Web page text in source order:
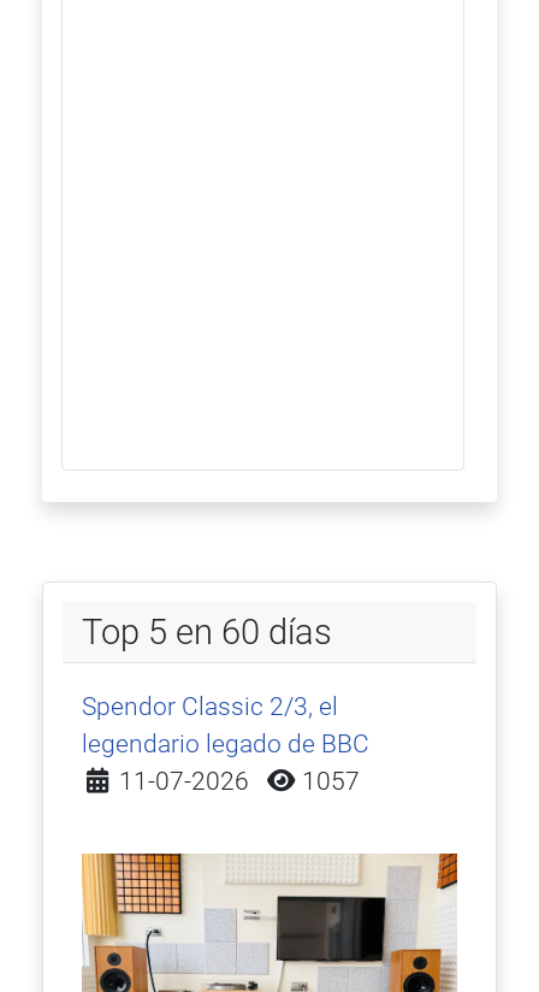
Top 5 en 60 días
Spendor Classic 2/3, el
legendario legado de BBC
Detalles
11-07-2026 1057